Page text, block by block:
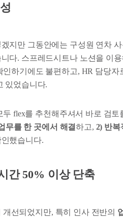
지만 그동안에는 구성원 연차
다. 스프레드시트나 노션을 이
하기에도 불편하고, HR 담당
있었습니다.
flex를 추천해주셔서 바로 검
무를 한 곳에서 해결하고, 2) 반복
했습니다.
간 50% 이상 단축
선되었지만, 특히 인사 전반의